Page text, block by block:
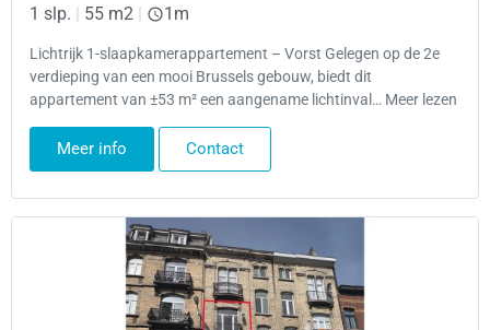
1 slp. | 55 m2 | 1m
Lichtrijk 1-slaapkamerappartement – Vorst Gelegen op de 2e
verdieping van een mooi Brussels gebouw, biedt dit
appartement van ±53 m² een aangename lichtinval… Meer lezen
Meer info Contact